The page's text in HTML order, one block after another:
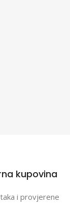
kupovina
i provjerene